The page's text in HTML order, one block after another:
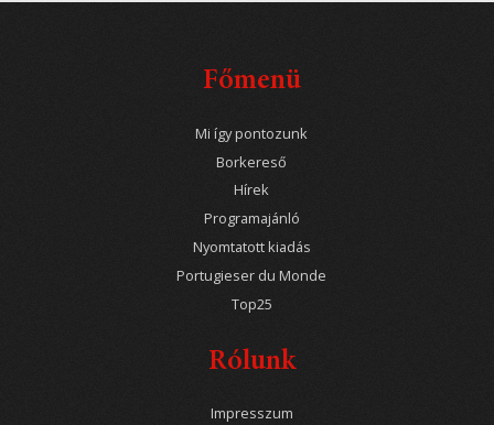
Főmenü
Mi így pontozunk
Borkereső
Hírek
Programajánló
Nyomtatott kiadás
Portugieser du Monde
Top25
Rólunk
Impresszum